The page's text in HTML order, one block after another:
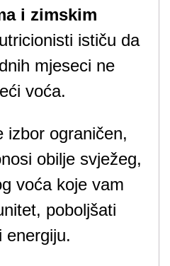
i zimskim
ističu da
mjeseci ne
voća.
izbor ograničen,
obilje svježeg,
voća koje vam
poboljšati
energiju.